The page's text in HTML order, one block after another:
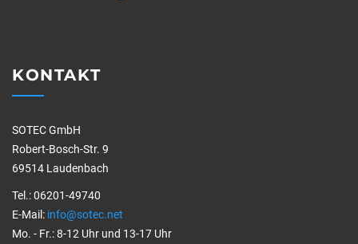
KONTAKT
SOTEC GmbH
Robert-Bosch-Str. 9
69514 Laudenbach
Tel.: 06201-49740
E-Mail: info@sotec.net
Mo. - Fr.: 8-12 Uhr und 13-17 Uhr